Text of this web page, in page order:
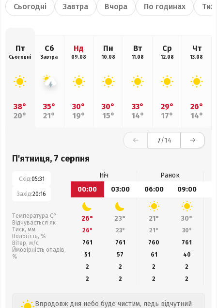
Сьогодні Завтра Вчора По годинах
Пт
Сьогодні
38°
20°
Сб
Завтра
35°
21°
Нд
09.08
30°
19°
Пн
10.08
30°
15°
Вт
11.08
33°
14°
Ср
12.08
29°
17°
Чт
13.08
26°
14°
7/14
П'ятниця, 7 серпня
Схід:05:31
Захід:20:16
Температура С°
Відчувається як
Тиск, мм
Вологість, %
Вітер, м/с
Ймовірність опадів,
%
Ніч
Ранок
00:00
03:00 06:00 09:00
26° 23° 21° 30°
26° 23° 21° 30°
761
761 760 761
51
57 61 40
2
2 2
2
2
2 2 2
Впродовж дня небо буде чистим, ледь відчутний